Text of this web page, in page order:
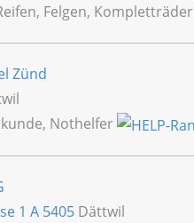
Felgen, Kompletträder
Zünd
Nothelfer
1 A 5405 Dättwil